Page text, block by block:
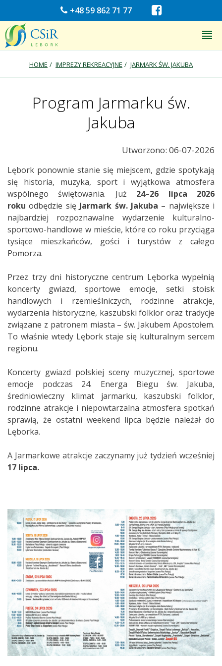
+48 59 862 71 77
HOME IMPREZY REKREACYJNE JARMARK ŚW. JAKUBA
Program Jarmarku św.
Jakuba
Utworzono: 06-07-2026
Lębork ponownie stanie się miejscem, gdzie spotykają
się historia, muzyka, sport i wyjątkowa atmosfera
wspólnego świętowania. Już 24–26 lipca 2026
roku odbędzie się Jarmark św. Jakuba – największe i
najbardziej rozpoznawalne wydarzenie kulturalno-
sportowo-handlowe w mieście, które co roku przyciąga
tysiące mieszkańców, gości i turystów z całego
Pomorza.
Przez trzy dni historyczne centrum Lęborka wypełnią
koncerty gwiazd, sportowe emocje, setki stoisk
handlowych i rzemieślniczych, rodzinne atrakcje,
wydarzenia historyczne, kaszubski folklor oraz tradycje
związane z patronem miasta – św. Jakubem Apostołem.
To właśnie wtedy Lębork staje się kulturalnym sercem
regionu.
Koncerty gwiazd polskiej sceny muzycznej, sportowe
emocje podczas 24. Energa Biegu św. Jakuba,
średniowieczny klimat jarmarku, kaszubski folklor,
rodzinne atrakcje i niepowtarzalna atmosfera spotkań
sprawią, że ostatni weekend lipca będzie należał do
Lęborka.
A Jarmarkowe atrakcje zaczynamy już tydzień wcześniej
17 lipca.